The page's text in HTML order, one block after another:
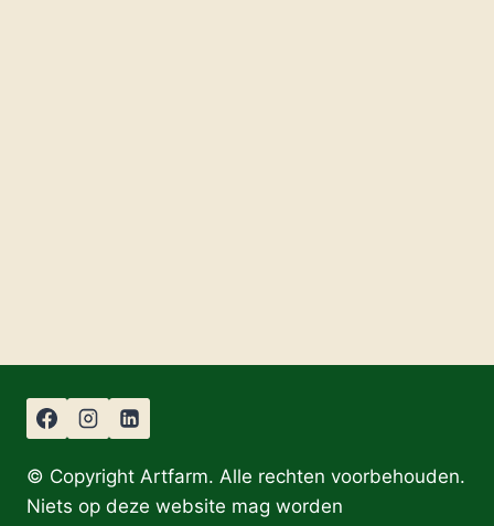
© Copyright Artfarm. Alle rechten voorbehouden.
Niets op deze website mag worden